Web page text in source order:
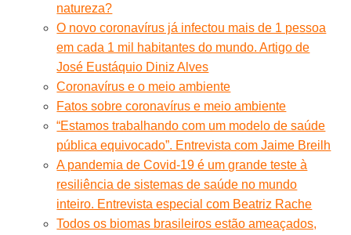
natureza?
O novo coronavírus já infectou mais de 1 pessoa
em cada 1 mil habitantes do mundo. Artigo de
José Eustáquio Diniz Alves
Coronavírus e o meio ambiente
Fatos sobre coronavírus e meio ambiente
“Estamos trabalhando com um modelo de saúde
pública equivocado”. Entrevista com Jaime Breilh
A pandemia de Covid-19 é um grande teste à
resiliência de sistemas de saúde no mundo
inteiro. Entrevista especial com Beatriz Rache
Todos os biomas brasileiros estão ameaçados,